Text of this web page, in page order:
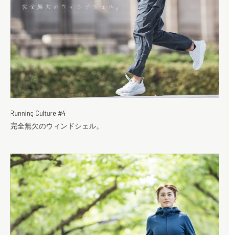
Running Culture #4
完全無欠のウィンドシェル。